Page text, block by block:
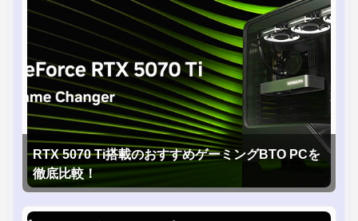
RTX 5070 Ti搭載のおすすめゲーミングBTO PCを
徹底比較！